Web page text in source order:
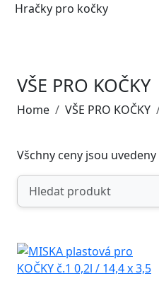
Hračky pro kočky
VŠE PRO KOČKY
Home VŠE PRO KOČKY
Všchny ceny jsou